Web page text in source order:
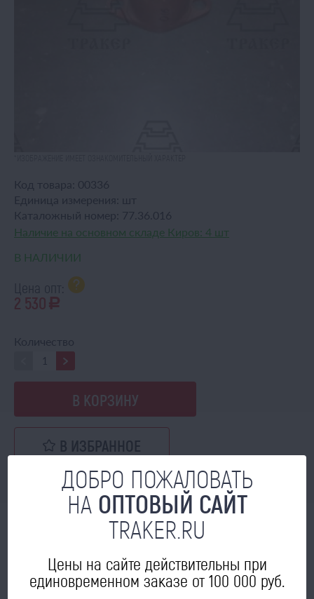
Код товара: 00336
Единица измерения:
шт
Каталожный номер: 77.36.016
Наличие на основном складе Киров: 4 шт
В НАЛИЧИИ
Цена опт:
2 530 a
Количество
В КОРЗИНУ
В ИЗБРАННОЕ
МОЖЕТ ПРИГОДИТЬСЯ
ДОБРО ПОЖАЛОВАТЬ
НА ОПТОВЫЙ САЙТ
TRAKER.RU
Цены на сайте действительны при
единовременном заказе от 100 000 руб.